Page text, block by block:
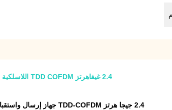
2.4 غيغاهرتز TDD COFDM اللاسلكية اتجاهين بيانات الفيديو جهاز الإرسال والاستقبال uav مصنعي وصلة الفيديو
2.4 جيجا هرتز TDD-COFDM جهاز إرسال واستقبال بيانات فيديو لاسلكي ثنائي الاتجاه مع واجهة RJ45 RS-232/422/485 1